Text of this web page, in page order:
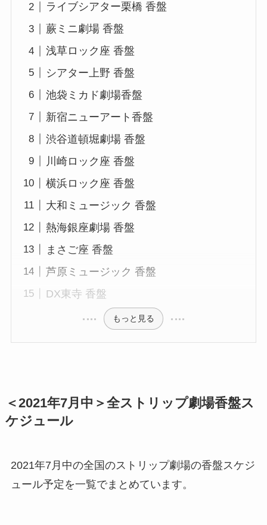
ライブシアター栗橋 香盤
蕨ミニ劇場 香盤
浅草ロック座 香盤
シアター上野 香盤
池袋ミカド劇場香盤
新宿ニューアート香盤
渋谷道頓堀劇場 香盤
川崎ロック座 香盤
横浜ロック座 香盤
大和ミュージック 香盤
熱海銀座劇場 香盤
まさご座 香盤
芦原ミュージック 香盤
DX東寺 香盤
もっと見る
＜2021年7月中＞全ストリップ劇場香盤ス
ケジュール
2021年7月中の全国のストリップ劇場の香盤スケジ
ュール予定を一覧でまとめています。